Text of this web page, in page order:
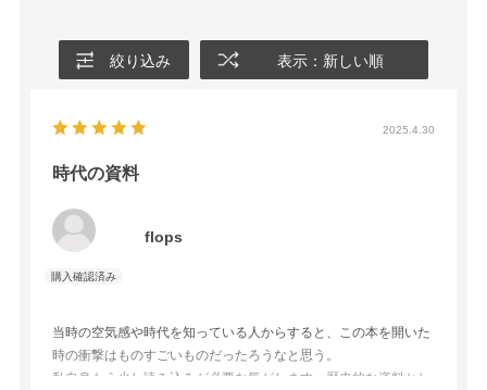
絞り込み 表示：新しい順
2025.4.30
時代の資料
flops
当時の空気感や時代を知っている人からすると、この本を開いた
時の衝撃はものすごいものだったろうなと思う。
私自身もう少し読み込みが必要な気がします。歴史的な資料とし